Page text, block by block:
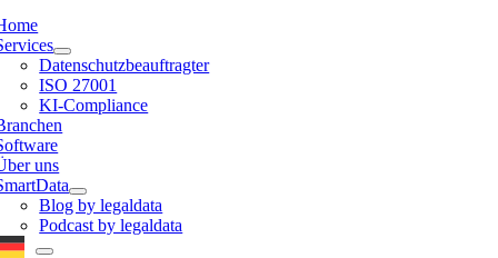
Datenschutzbeauftragter
ISO 27001
KI-Compliance
uns
Blog by legaldata
Podcast by legaldata